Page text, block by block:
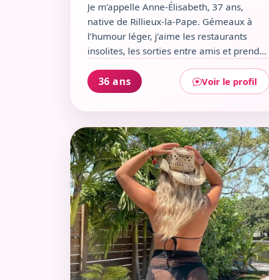
Je m’appelle Anne-Élisabeth, 37 ans,
native de Rillieux-la-Pape. Gémeaux à
l’humour léger, j’aime les restaurants
insolites, les sorties entre amis et prendre
la plume pour écrire mes pensées. Plutôt
casual, un brin rêveuse et toujours
partante pour découvrir de nouveaux
lieux comme le Bar Le 8 ou un café
convivial. Si tu aimes rire, discuter et
vibrer au rythme de la musique pop, on
risque de bien s’entendre !
36 ans Voir le profil
Voir le profil de Honorée